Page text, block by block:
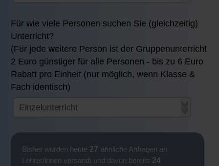
Für wie viele Personen suchen Sie (gleichzeitig)
Unterricht?
(Für jede weitere Person ist der Gruppenunterricht
2 Euro günstiger für alle Personen - bis zu 6 Euro
Rabatt pro Einheit (nur möglich, wenn Klasse &
Fach identisch)
Bisher wurden heute 27 ähnliche Anfragen an
Lehrer/innen versandt und davon bereits 24